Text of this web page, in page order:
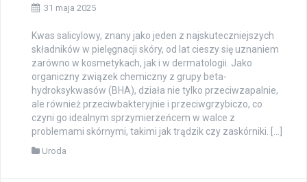
31 maja 2025
Kwas salicylowy, znany jako jeden z najskuteczniejszych
składników w pielęgnacji skóry, od lat cieszy się uznaniem
zarówno w kosmetykach, jak i w dermatologii. Jako
organiczny związek chemiczny z grupy beta-
hydroksykwasów (BHA), działa nie tylko przeciwzapalnie,
ale również przeciwbakteryjnie i przeciwgrzybiczo, co
czyni go idealnym sprzymierzeńcem w walce z
problemami skórnymi, takimi jak trądzik czy zaskórniki. […]
Uroda